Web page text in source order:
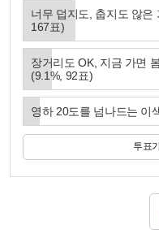
너무 덥지도, 춥지도 않은
167표)
장거리도 OK, 지금 가면
(9.1%, 92표)
영하 20도를 넘나드는 이
투표